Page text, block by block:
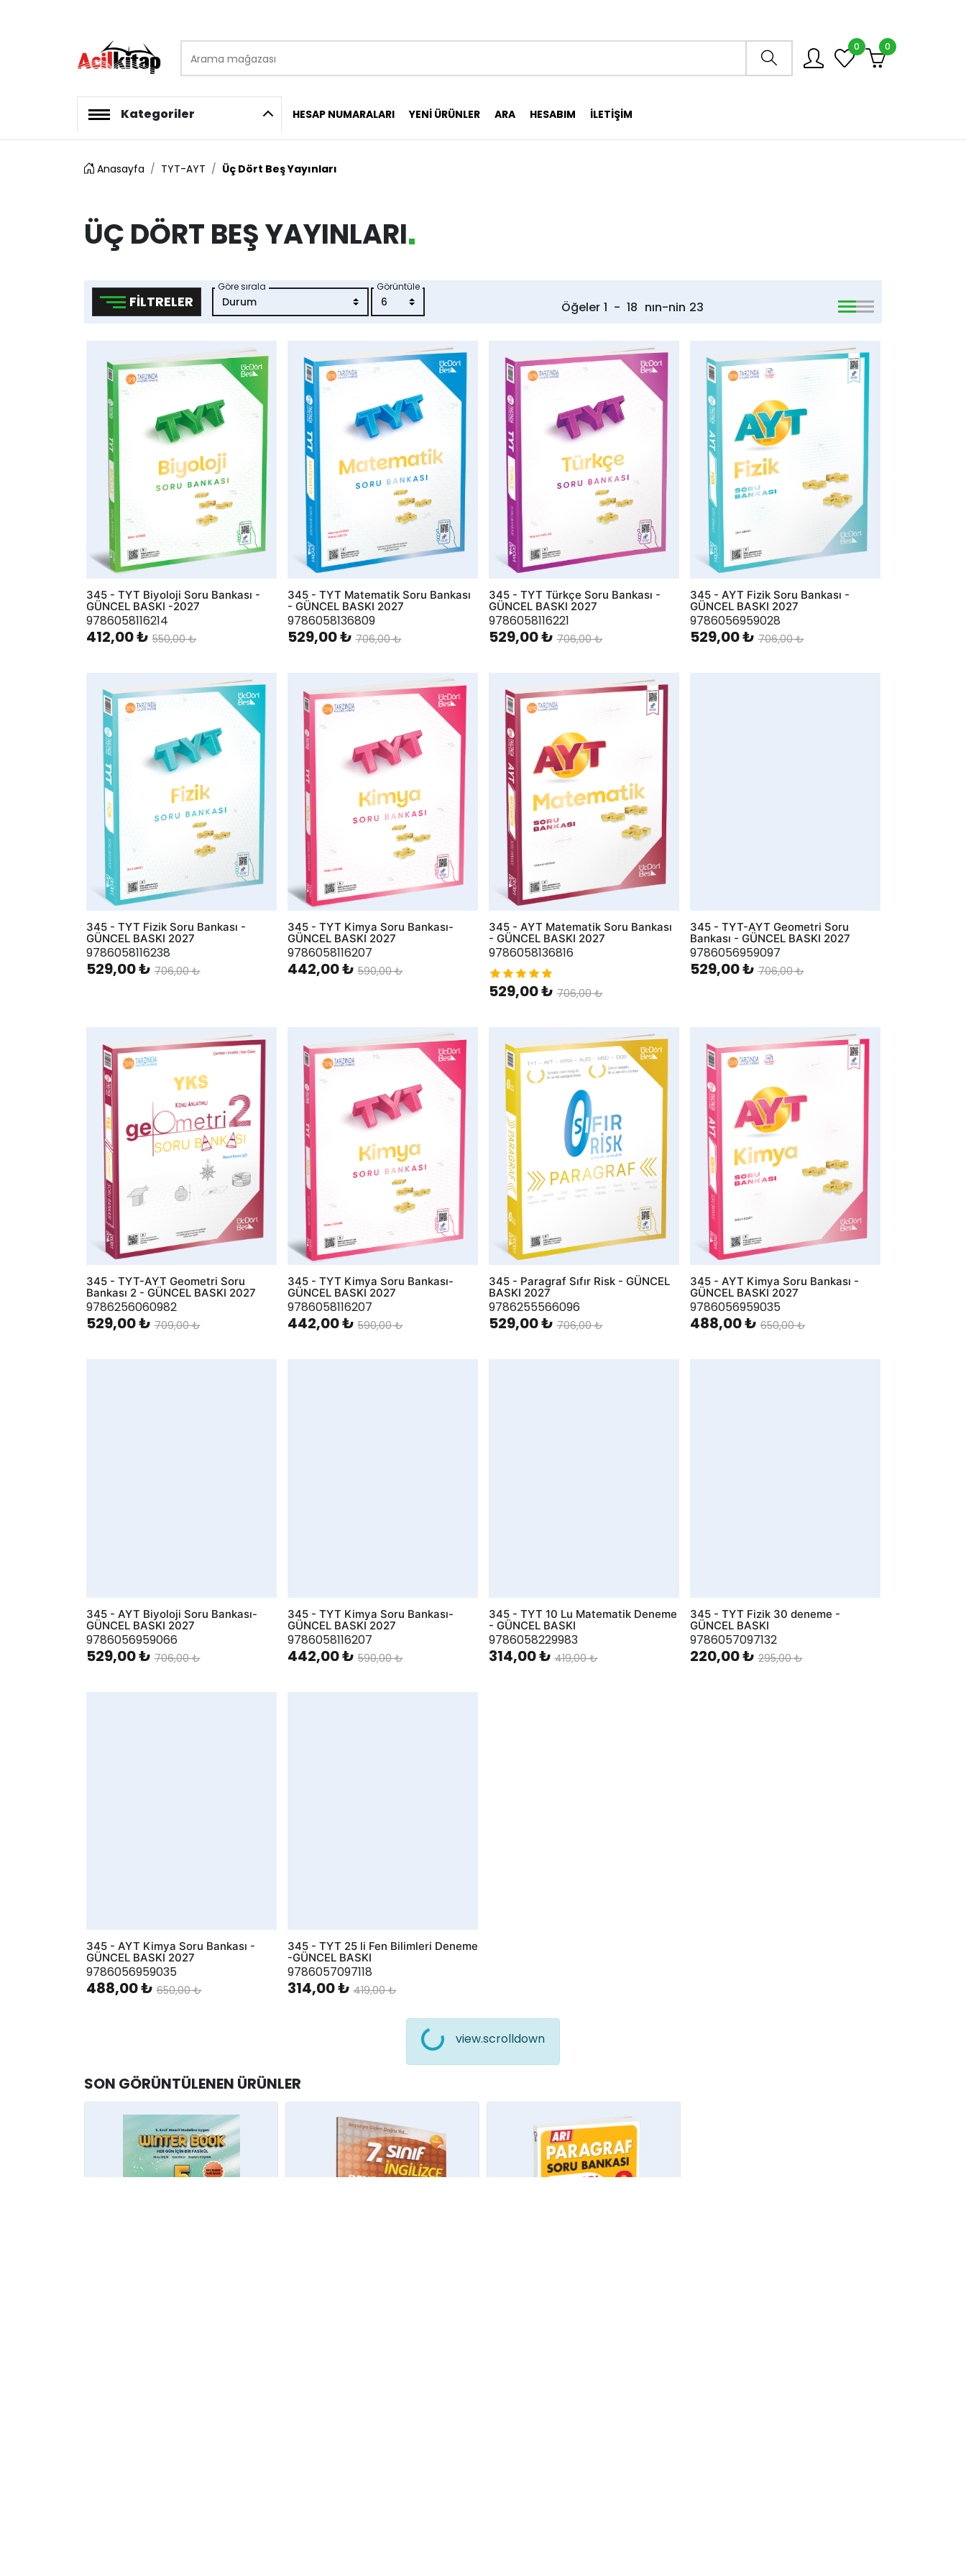
logo
Arama mağazası
0 0
Kategoriler HESAP NUMARALARI YENI ÜRÜNLER ARA HESABIM İLETIŞIM
Anasayfa TYT-AYT Üç Dört Beş Yayınları
ÜÇ DÖRT BEŞ YAYINLARI
FILTRELER
Göre sırala
Öğeler 1 - 18 nın-nin 23
Görüntüle
AddToWishlist
345 - TYT Biyoloji Soru Bankası -
GÜNCEL BASKI -2027
9786058116214
412,00 ₺ 550,00 ₺
AddToWishlist
345 - TYT Matematik Soru Bankası
- GÜNCEL BASKI 2027
9786058136809
529,00 ₺ 706,00 ₺
AddToWishlist
345 - TYT Türkçe Soru Bankası -
GÜNCEL BASKI 2027
9786058116221
529,00 ₺ 706,00 ₺
AddToWishlist
345 - AYT Fizik Soru Bankası -
GÜNCEL BASKI 2027
9786056959028
529,00 ₺ 706,00 ₺
AddToWishlist
345 - TYT Fizik Soru Bankası -
GÜNCEL BASKI 2027
9786058116238
529,00 ₺ 706,00 ₺
AddToWishlist
345 - TYT Kimya Soru Bankası-
GÜNCEL BASKI 2027
9786058116207
442,00 ₺ 590,00 ₺
AddToWishlist
345 - AYT Matematik Soru Bankası
- GÜNCEL BASKI 2027
9786058136816
529,00 ₺ 706,00 ₺
345 - TYT-AYT Geometri Soru
Bankası - GÜNCEL BASKI 2027
9786056959097
529,00 ₺ 706,00 ₺
AddToWishlist
345 - TYT-AYT Geometri Soru
Bankası 2 - GÜNCEL BASKI 2027
9786256060982
529,00 ₺ 709,00 ₺
AddToWishlist
345 - TYT Kimya Soru Bankası-
GÜNCEL BASKI 2027
9786058116207
442,00 ₺ 590,00 ₺
AddToWishlist
345 - Paragraf Sıfır Risk - GÜNCEL
BASKI 2027
9786255566096
529,00 ₺ 706,00 ₺
AddToWishlist
345 - AYT Kimya Soru Bankası -
GÜNCEL BASKI 2027
9786056959035
488,00 ₺ 650,00 ₺
345 - AYT Biyoloji Soru Bankası-
GÜNCEL BASKI 2027
9786056959066
529,00 ₺ 706,00 ₺
345 - TYT Kimya Soru Bankası-
GÜNCEL BASKI 2027
9786058116207
442,00 ₺ 590,00 ₺
345 - TYT 10 Lu Matematik Deneme
- GÜNCEL BASKI
9786058229983
314,00 ₺ 419,00 ₺
345 - TYT Fizik 30 deneme -
GÜNCEL BASKI
9786057097132
220,00 ₺ 295,00 ₺
345 - AYT Kimya Soru Bankası -
GÜNCEL BASKI 2027
9786056959035
488,00 ₺ 650,00 ₺
345 - TYT 25 li Fen Bilimleri Deneme
-GÜNCEL BASKI
9786057097118
314,00 ₺ 419,00 ₺
view.scrolldown
SON GÖRÜNTÜLENEN ÜRÜNLER